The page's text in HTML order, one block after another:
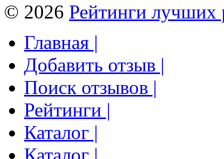
© 2026 Рейтинги лучших
Главная |
Добавить отзыв |
Поиск отзывов |
Рейтинги |
Каталог |
Каталог |